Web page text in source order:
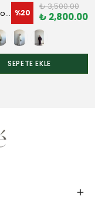
Massimo Pelerin Takım %20
₺ 3,500.00
₺ 2,800.00
SEPETE EKLE